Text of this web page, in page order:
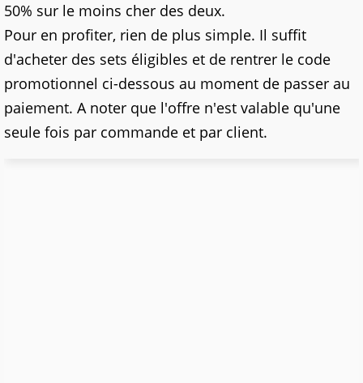
50% sur le moins cher des deux.
Pour en profiter, rien de plus simple. Il suffit
d'acheter des sets éligibles et de rentrer le code
promotionnel ci-dessous au moment de passer au
paiement. A noter que l'offre n'est valable qu'une
seule fois par commande et par client.